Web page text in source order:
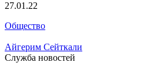
27.01.22
Общество
Айгерим Сейткали
Служба новостей